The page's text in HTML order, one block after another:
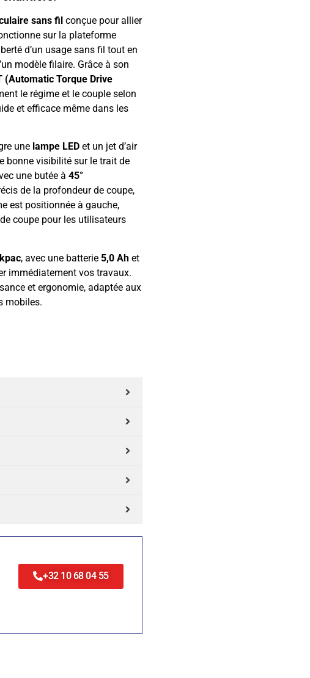
sans filconçue pour allier
sur la plateforme
d’un usage sans fil tout en
modèle filaire. Grâce à son
(Automatic Torque Drive
le régime et le couple selon
et efficace même dans les
une lampe LEDet un jet d’air
bonne visibilité sur le trait de
une butée à 45°
de la profondeur de coupe,
est positionnée à gauche,
coupe pour les utilisateurs
, avec une batterie 5,0 Ahet
immédiatement vos travaux.
et ergonomie, adaptée aux
mobiles.
+32 10 68 04 55